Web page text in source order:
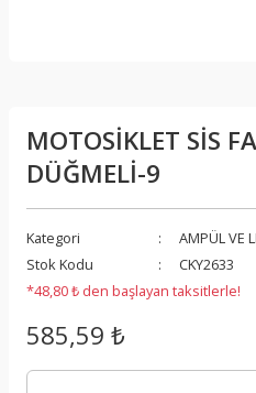
MOTOSİKLET SİS
DÜĞMELİ-9
Kategori
AMPÜL VE
Stok Kodu
CKY2633
*48,80 ₺ den başlayan taksitlerle!
585,59 ₺